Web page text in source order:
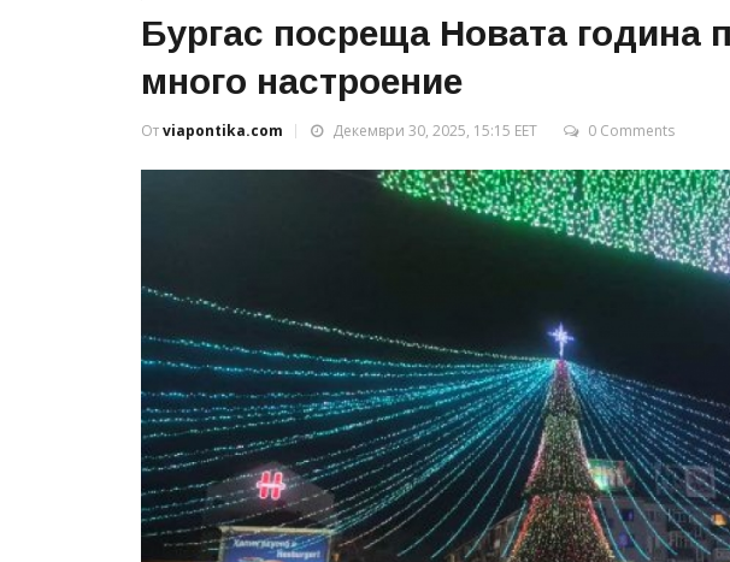
Бургас посреща Новата година
много настроение
Отviapontika.com Декември 30, 2025, 15:15 EET 0 Comments